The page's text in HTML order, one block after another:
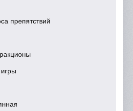
препятствий